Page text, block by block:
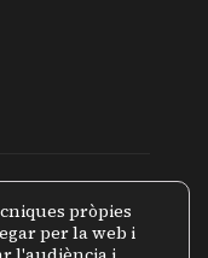
pròpies
per la web i